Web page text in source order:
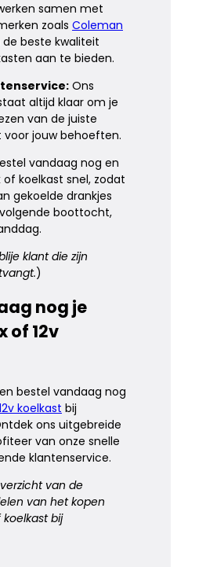
samen met
zoals Coleman
beste kwaliteit
aan te bieden.
Ons
altijd klaar om je
van de juiste
voor jouw behoeften.
vandaag nog en
koelkast snel, zodat
gekoelde drankjes
boottocht,
klant die zijn
)
nog je
of 12v
bestel vandaag nog
koelkast bij
ons uitgebreide
van onze snelle
klantenservice.
van de
van het kopen
bij